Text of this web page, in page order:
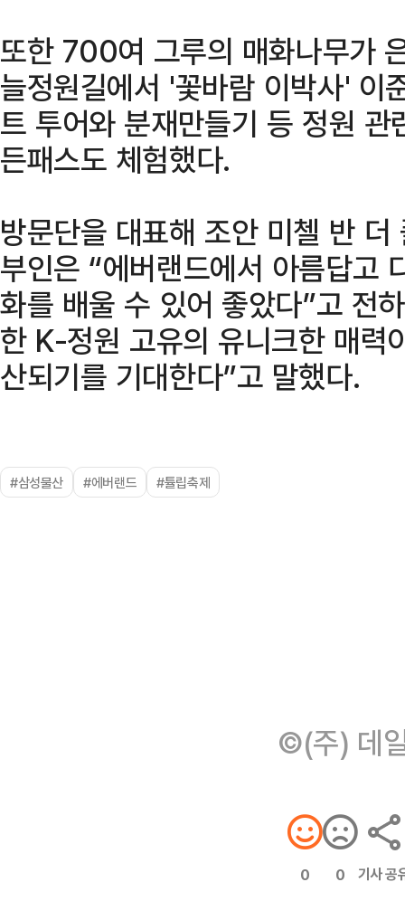
또한 700여 그루의 매화나무가
늘정원길에서 '꽃바람 이박사' 이
트 투어와 분재만들기 등 정원
든패스도 체험했다.
방문단을 대표해 조안 미첼 반
부인은 “에버랜드에서 아름답고
화를 배울 수 있어 좋았다”고 전
한 K-정원 고유의 유니크한 매력
산되기를 기대한다”고 말했다.
#삼성물산 #에버랜드 #튤립축제
©(주) 데
0 0 기사 공